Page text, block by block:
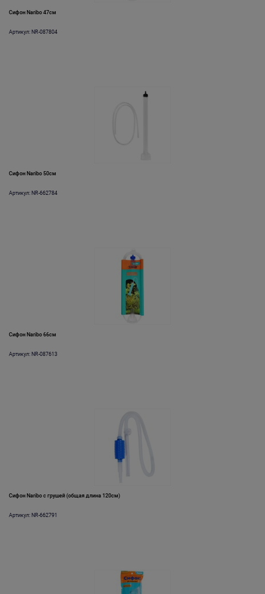
Сифон Naribo 47см
Артикул: NR-087804
Сифон Naribo 50см
Артикул: NR-662784
Сифон Naribo 66см
Артикул: NR-087613
Сифон Naribo с грушей (общая длина 120см)
Артикул: NR-662791